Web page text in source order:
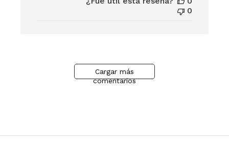
0
Cargar más
comentarios